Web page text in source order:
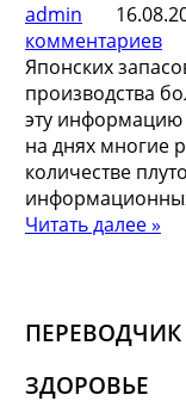
admin
комментариев
Японских
производства
эту информацию
на днях многие
количестве
Читать далее »
ПЕРЕВОДЧИК
ЗДОРОВЬЕ